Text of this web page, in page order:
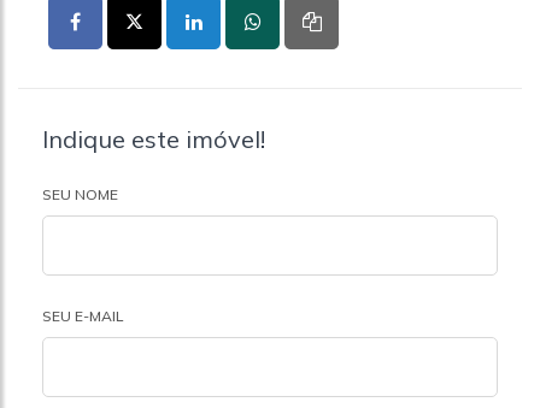
Indique este imóvel!
SEU NOME
SEU E-MAIL